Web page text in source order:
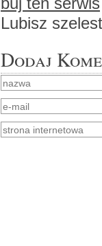
Lu­bisz
Dodaj